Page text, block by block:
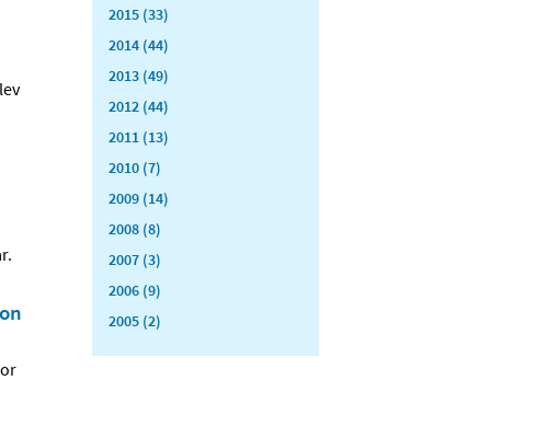
2015 (33)
2014 (44)
2013 (49)
2012 (44)
2011 (13)
2010 (7)
2009 (14)
2008 (8)
2007 (3)
2006 (9)
2005 (2)